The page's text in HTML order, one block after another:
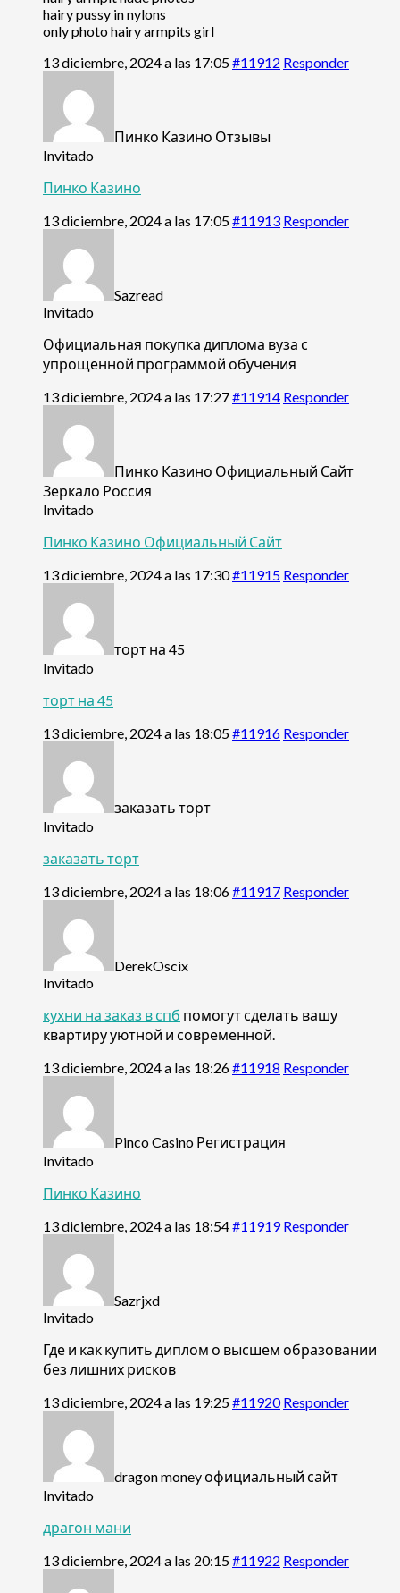
hairy pussy in nylons
only photo hairy armpits girl
13 diciembre, 2024 a las 17:05#11912 Responder
Пинко Казино Отзывы
Invitado
Пинко Казино
13 diciembre, 2024 a las 17:05#11913 Responder
Sazread
Invitado
Официальная покупка диплома вуза с
упрощенной программой обучения
13 diciembre, 2024 a las 17:27#11914 Responder
Пинко Казино Официальный Сайт
Зеркало Россия
Invitado
Пинко Казино Официальный Сайт
13 diciembre, 2024 a las 17:30#11915 Responder
торт на 45
Invitado
торт на 45
13 diciembre, 2024 a las 18:05#11916 Responder
заказать торт
Invitado
заказать торт
13 diciembre, 2024 a las 18:06#11917 Responder
DerekOscix
Invitado
кухни на заказ в спб помогут сделать вашу
квартиру уютной и современной.
13 diciembre, 2024 a las 18:26#11918 Responder
Pinco Casino Регистрация
Invitado
Пинко Казино
13 diciembre, 2024 a las 18:54#11919 Responder
Sazrjxd
Invitado
Где и как купить диплом о высшем образовании
без лишних рисков
13 diciembre, 2024 a las 19:25#11920 Responder
dragon money официальный сайт
Invitado
драгон мани
13 diciembre, 2024 a las 20:15#11922 Responder